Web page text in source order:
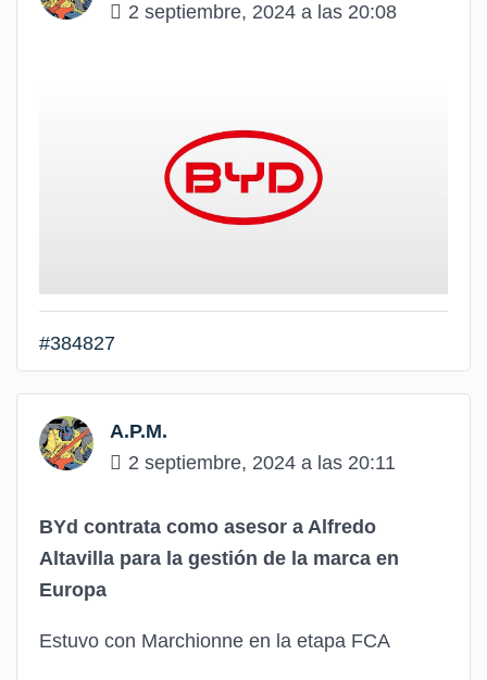
2 septiembre, 2024 a las 20:08
#384827
A.P.M.
2 septiembre, 2024 a las 20:11
BYd contrata como asesor a Alfredo
Altavilla para la gestión de la marca en
Europa
Estuvo con Marchionne en la etapa FCA